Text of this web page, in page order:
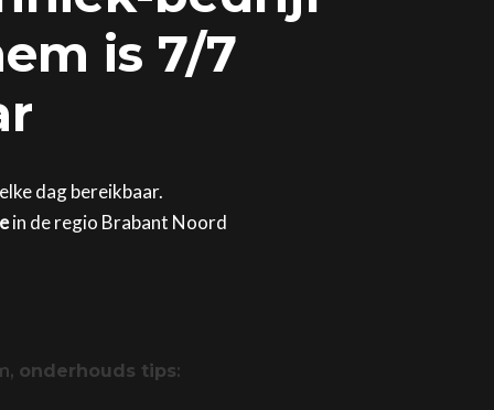
is 7/7
dag bereikbaar.
in de regio Brabant Noord
onderhouds tips: